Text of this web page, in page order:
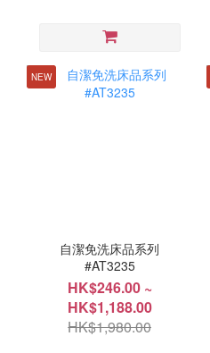
NEW
自潔免洗床品系列
#AT3235
HK$246.00 ~
HK$1,188.00
HK$1,980.00